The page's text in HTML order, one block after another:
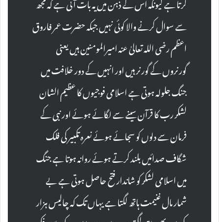
سے سوال کرنے والا کوئی نہیں جبکہ حضرت عمر فاروق
اعظم رضی اللہ تعالیٰ عنہ امیرالمومنین ہیں یعنی
گورنروں کے گورنر ہیں اور انہیں کے دور خلافت میں
جنگ جلولہ ہوتی ہے اسلامی فوجیوں کا عظیم الشان
لشکر رب کا قرآن سینے سے لگائے ہوئے اور نبی کے
فرمان سے دلوں کو سجائے ہوئے نعرہ تکبیر کی فلک
شگاف صدائیں بلند کرتے ہوئے روانہ ہوتا ہے جنگ
میں اسلامی لشکر کو شاندار فتح حاصل ہوتی ہے بے
شمار مال غنیمت ہاتھ لگتا ہے یہاں تک کہ چالیس ہزار